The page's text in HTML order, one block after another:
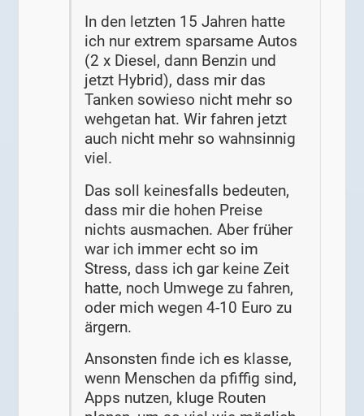
In den letzten 15 Jahren hatte
ich nur extrem sparsame Autos
(2 x Diesel, dann Benzin und
jetzt Hybrid), dass mir das
Tanken sowieso nicht mehr so
wehgetan hat. Wir fahren jetzt
auch nicht mehr so wahnsinnig
viel.
Das soll keinesfalls bedeuten,
dass mir die hohen Preise
nichts ausmachen. Aber früher
war ich immer echt so im
Stress, dass ich gar keine Zeit
hatte, noch Umwege zu fahren,
oder mich wegen 4-10 Euro zu
ärgern.
Ansonsten finde ich es klasse,
wenn Menschen da pfiffig sind,
Apps nutzen, kluge Routen